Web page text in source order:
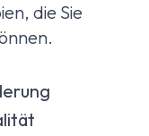
die Sie